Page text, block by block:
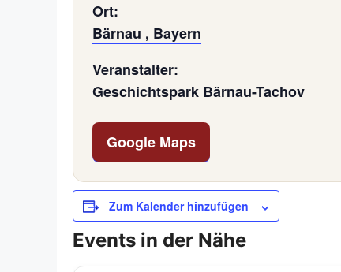
Ort:
Bärnau , Bayern
Veranstalter:
Geschichtspark Bärnau-Tachov
Google Maps
Zum Kalender hinzufügen
Events in der Nähe